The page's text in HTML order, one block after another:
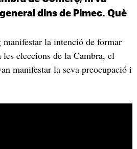
dins de Pimec. Què
la intenció de formar
eleccions de la Cambra, el
manifestar la seva preocupació i